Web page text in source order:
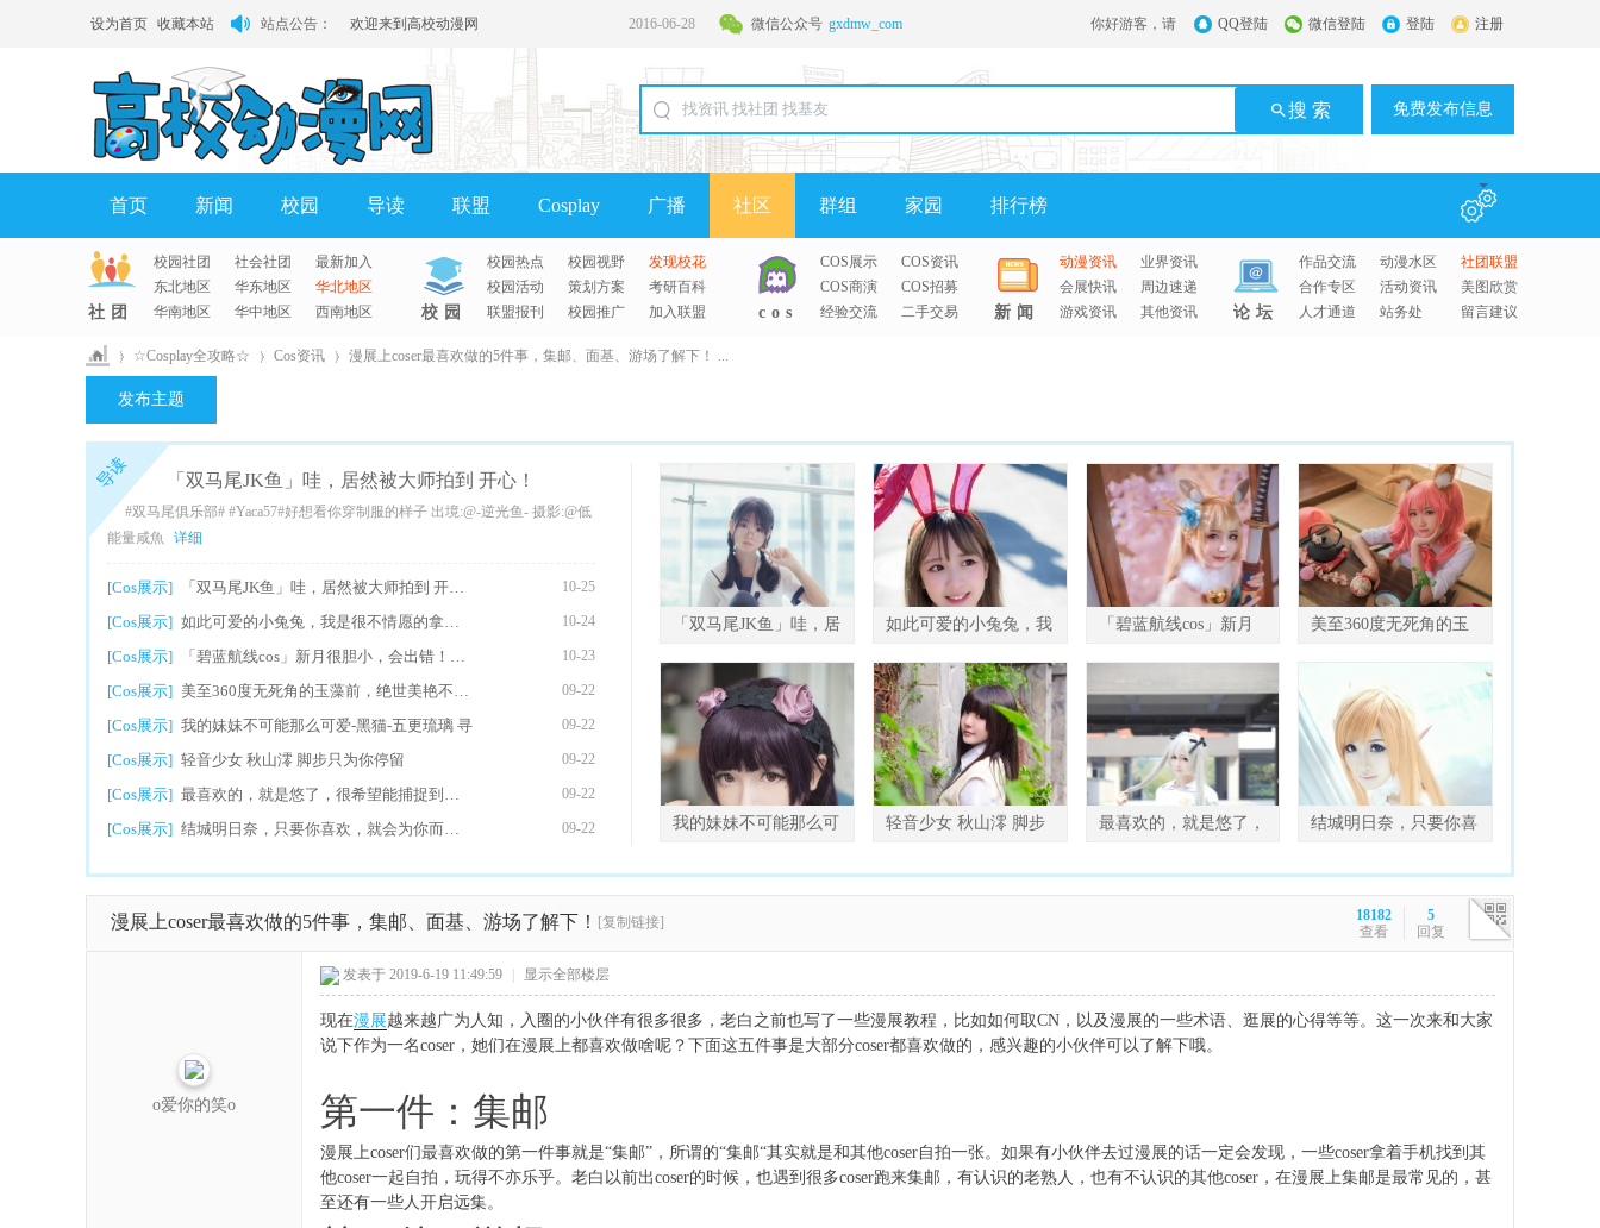
设为首页 收藏本站 站点公告： 欢迎来到高校动漫网 2016-06-28
2016-06-28
微信公众号 gxdmw_com 你好游客，请 QQ登陆 微信登陆 登陆 注册
搜 索 免费发布信息
首页 新闻 校园 导读 联盟 Cosplay 广播 社区 群组 家园 排行榜
淘帖 日志 相册 分享 记录
社团
校园社团 社会社团
最新加入
东北地区
华东地区
华北地区
华南地区
华中地区 西南地区 校园
校园热点 校园视野
发现校花
校园活动
策划方案
考研百科
联盟报刊
校园推广 加入联盟 cos
COS展示
COS资讯
COS商演
COS招募
经验交流
二手交易 新闻
动漫资讯
业界资讯
会展快讯
周边速递
游戏资讯
其他资讯 论坛
作品交流 动漫水区
社团联盟
合作专区
活动资讯
美图欣赏
人才通道
站务处 留言建议
校
网
› ☆Cosplay全攻略☆ › Cos资讯 › 漫展上coser最喜欢做的5件事，集邮、面基、游场了解下！ ...
发布主题
导读 「双马尾JK鱼」哇，居然被大师拍到 开心！
#双马尾俱乐部# #Yaca57#好想看你穿制服的样子 出境:@-逆光鱼- 摄影:@低
能量咸魚
详细
[Cos展示] 「双马尾JK鱼」哇，居然被大师拍到 开心！ 10-25
[Cos展示] 如此可爱的小兔兔，我是很不情愿的拿出来和 10-24
[Cos展示] 「碧蓝航线cos」新月很胆小，会出错！不过 10-23
[Cos展示] 美至360度无死角的玉藻前，绝世美艳不为过 09-22
[Cos展示] 我的妹妹不可能那么可爱-黑猫-五更琉璃 寻 09-22
[Cos展示] 轻音少女 秋山澪 脚步只为你停留 09-22
[Cos展示] 最喜欢的，就是悠了，很希望能捕捉到穹的那 09-22
[Cos展示] 结城明日奈，只要你喜欢，就会为你而改变！ 09-22
「双马尾JK鱼」哇，居
然被大师拍到 开心！
如此可爱的小兔兔，我
是很不情愿的拿出来和
「碧蓝航线cos」新月
很胆小，会出错！不过
美至360度无死角的玉
藻前，绝世美艳不为过
我的妹妹不可能那么可
轻音少女 秋山澪 脚步
最喜欢的，就是悠了，
结城明日奈，只要你喜
漫展上coser最喜欢做的5件事，集邮、面基、游场了解下！
5
回复
18182
查看
[复制链接]
o爱你的笑o
发表于 2019-6-19 11:49:59 显示全部楼层
现在漫展越来越广为人知，入圈的小伙伴有很多很多，老白之前也写了一些漫展教程，比如如何取CN，以及漫展的一些术语、逛展的心得等等。这一次来和大家
说下作为一名coser，她们在漫展上都喜欢做啥呢？下面这五件事是大部分coser都喜欢做的，感兴趣的小伙伴可以了解下哦。
第一件：集邮
漫展上coser们最喜欢做的第一件事就是“集邮”，所谓的“集邮“其实就是和其他coser自拍一张。如果有小伙伴去过漫展的话一定会发现，一些coser拿着手机找到其
他coser一起自拍，玩得不亦乐乎。老白以前出coser的时候，也遇到很多coser跑来集邮，有认识的老熟人，也有不认识的其他coser，在漫展上集邮是最常见的，甚
至还有一些人开启远集。